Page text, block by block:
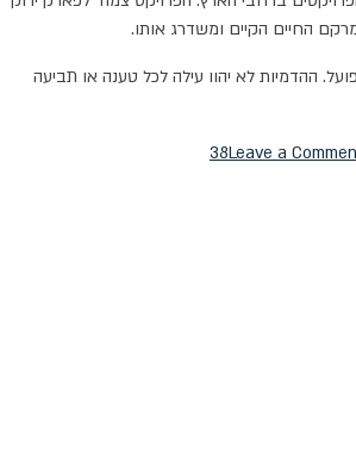
החיים הקיים ומשדרג אותו.
ההדמיות לא יהוו עילה לכל טענה או תביעה
Leave a
on